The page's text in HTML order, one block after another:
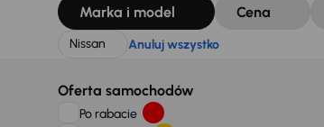
Marka i model Cena
Nissan Anuluj wszystko
Oferta samochodów
Po rabacie